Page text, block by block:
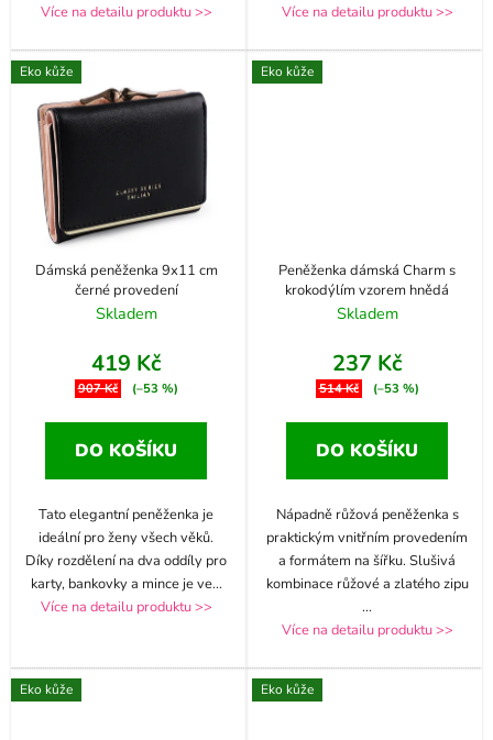
Více na detailu produktu >>
Více na detailu produktu >>
Eko kůže
Dámská peněženka 9x11 cm
černé provedení
Skladem
419 Kč
907 Kč (–53 %)
DO KOŠÍKU
Tato elegantní peněženka je
ideální pro ženy všech věků.
Díky rozdělení na dva oddíly pro
karty, bankovky a mince je ve...
Více na detailu produktu >>
Eko kůže
Peněženka dámská Charm s
krokodýlím vzorem hnědá
Skladem
237 Kč
514 Kč (–53 %)
DO KOŠÍKU
Nápadně růžová peněženka s
praktickým vnitřním provedením
a formátem na šířku. Slušivá
kombinace růžové a zlatého zipu
...
Více na detailu produktu >>
Eko kůže Eko kůže